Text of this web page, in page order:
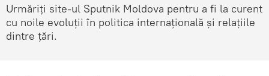
Urmăriți site-ul Sputnik Moldova pentru a fi la curent
cu noile evoluții în politica internațională și relațiile
dintre țări.